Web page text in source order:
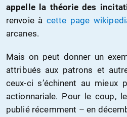
appelle la théorie des
renvoie à cette page
arcanes.
Mais on peut donner un
attribués aux patrons et
ceux-ci s’échinent au mieux
actionnariale. Pour le coup,
publié récemment – en